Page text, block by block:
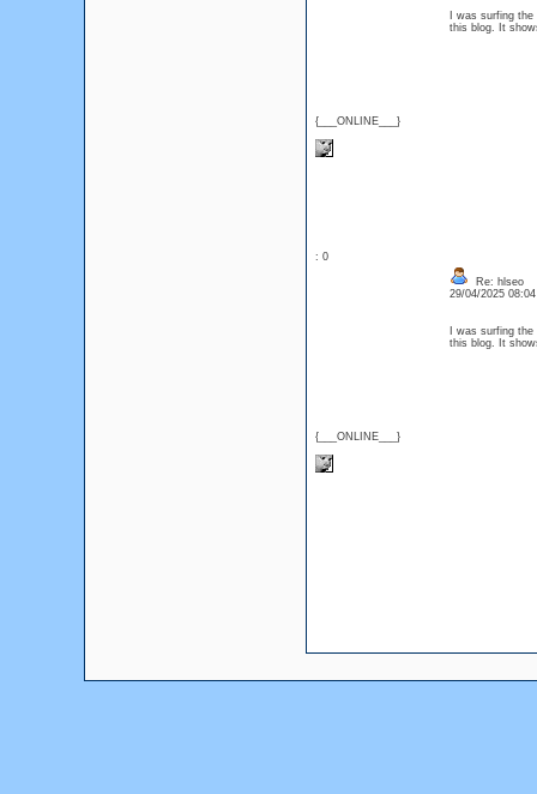
{___ONLINE___}
I was surfing
this blog. It
: 0
{___ONLINE___}
Re: hlseo
29/04/2025
I was surfing
this blog. It